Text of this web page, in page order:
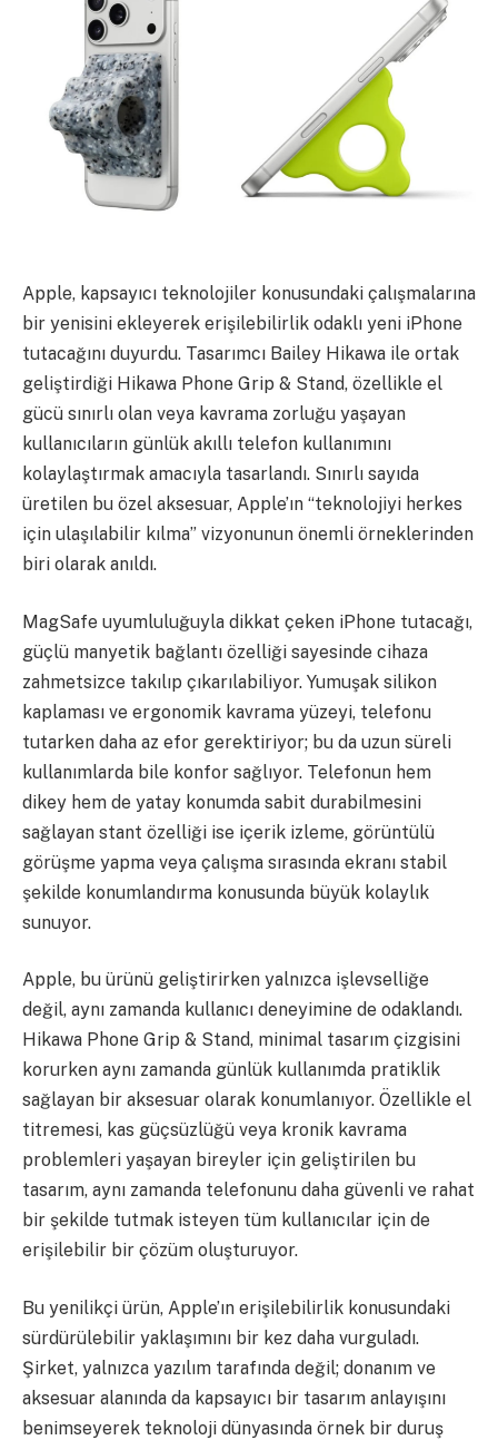
Apple, kapsayıcı teknolojiler konusundaki çalışmalarına
bir yenisini ekleyerek erişilebilirlik odaklı yeni iPhone
tutacağını duyurdu. Tasarımcı Bailey Hikawa ile ortak
geliştirdiği Hikawa Phone Grip & Stand, özellikle el
gücü sınırlı olan veya kavrama zorluğu yaşayan
kullanıcıların günlük akıllı telefon kullanımını
kolaylaştırmak amacıyla tasarlandı. Sınırlı sayıda
üretilen bu özel aksesuar, Apple’ın “teknolojiyi herkes
için ulaşılabilir kılma” vizyonunun önemli örneklerinden
biri olarak anıldı.
MagSafe uyumluluğuyla dikkat çeken iPhone tutacağı,
güçlü manyetik bağlantı özelliği sayesinde cihaza
zahmetsizce takılıp çıkarılabiliyor. Yumuşak silikon
kaplaması ve ergonomik kavrama yüzeyi, telefonu
tutarken daha az efor gerektiriyor; bu da uzun süreli
kullanımlarda bile konfor sağlıyor. Telefonun hem
dikey hem de yatay konumda sabit durabilmesini
sağlayan stant özelliği ise içerik izleme, görüntülü
görüşme yapma veya çalışma sırasında ekranı stabil
şekilde konumlandırma konusunda büyük kolaylık
sunuyor.
Apple, bu ürünü geliştirirken yalnızca işlevselliğe
değil, aynı zamanda kullanıcı deneyimine de odaklandı.
Hikawa Phone Grip & Stand, minimal tasarım çizgisini
korurken aynı zamanda günlük kullanımda pratiklik
sağlayan bir aksesuar olarak konumlanıyor. Özellikle el
titremesi, kas güçsüzlüğü veya kronik kavrama
problemleri yaşayan bireyler için geliştirilen bu
tasarım, aynı zamanda telefonunu daha güvenli ve rahat
bir şekilde tutmak isteyen tüm kullanıcılar için de
erişilebilir bir çözüm oluşturuyor.
Bu yenilikçi ürün, Apple’ın erişilebilirlik konusundaki
sürdürülebilir yaklaşımını bir kez daha vurguladı.
Şirket, yalnızca yazılım tarafında değil; donanım ve
aksesuar alanında da kapsayıcı bir tasarım anlayışını
benimseyerek teknoloji dünyasında örnek bir duruş